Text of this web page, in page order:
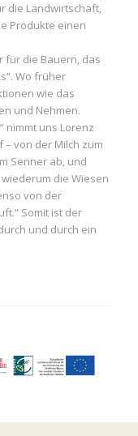
die Landwirtschaft,
Produkte einen
für die Bauern, das
Wo früher
wie das
und Nehmen.
nimmt uns Lorenz
von der Milch zum
Senner ab, und
die Wiesen
von der
Somit ist der
und durch ein